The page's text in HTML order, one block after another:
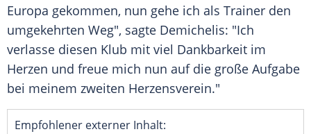
Europa gekommen, nun gehe ich als Trainer den
umgekehrten Weg", sagte Demichelis: "Ich
verlasse diesen Klub mit viel Dankbarkeit im
Herzen und freue mich nun auf die große Aufgabe
bei meinem zweiten Herzensverein."
Empfohlener externer Inhalt: